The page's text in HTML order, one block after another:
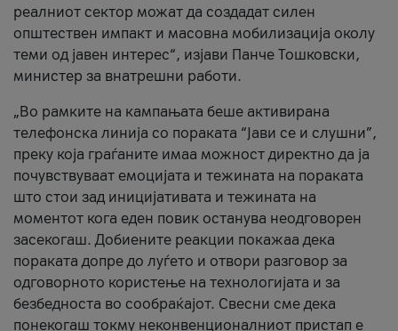
реалниот сектор можат да создадат силен
општествен импакт и масовна мобилизација околу
теми од јавен интерес“, изјави Панче Тошковски,
министер за внатрешни работи.
„Во рамките на кампањата беше активирана
телефонска линија со пораката “Јави се и слушни”,
преку која граѓаните имаа можност директно да ја
почувствуваат емоцијата и тежината на пораката
што стои зад иницијативата и тежината на
моментот кога еден повик останува неодговорен
засекогаш. Добиените реакции покажаа дека
пораката допре до луѓето и отвори разговор за
одговорното користење на технологијата и за
безбедноста во сообраќајот. Свесни сме дека
понекогаш токму неконвенционалниот пристап е